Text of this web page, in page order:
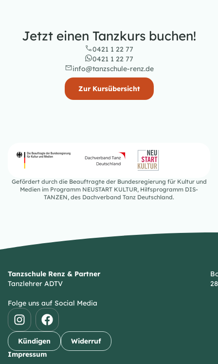
Jetzt einen Tanzkurs buchen!
0421 1 22 77
0421 1 22 77
info@tanzschule-renz.de
Zur Kursübersicht
Gefördert durch die Beauftragte der Bundesregierung für Kultur und
Medien im Programm NEUSTART KULTUR, Hilfsprogramm DIS-
TANZEN, des Dachverband Tanz Deutschland.
Tanzschule Renz & Partner
Tanzlehrer ADTV
Folge uns auf Social Media
Kündigen
Widerruf
Impressum